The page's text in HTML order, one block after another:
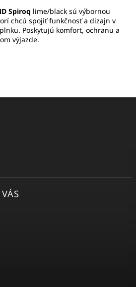
Spiroq lime/black sú výbornou
chcú spojiť funkčnosť a dizajn v
Poskytujú komfort, ochranu a
výjazde.